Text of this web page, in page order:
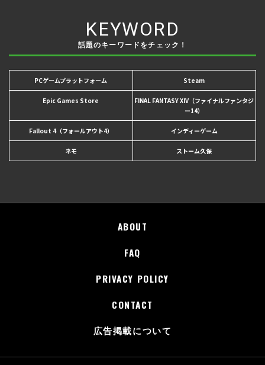
KEYWORD
話題のキーワードをチェック！
PCゲームプラットフォーム Steam
Epic Games Store
FINAL FANTASY XIV（ファイナルファンタジ
ー14）
Fallout 4（フォールアウト4） インディーゲーム
ネモ ストーム久保
ABOUT
FAQ
PRIVACY POLICY
CONTACT
広告掲載について